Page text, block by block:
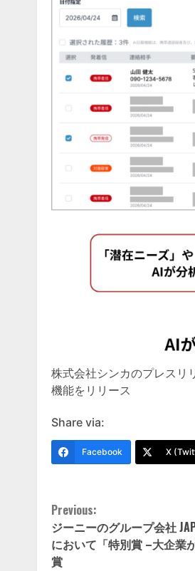
株式会社シンカのプレスリ
機能をリリース
Share via:
Facebook X
Continue
Reading
Previous:
ジーニーのグループ会社
において「特別賞 –大企業
賞